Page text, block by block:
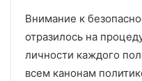
Внимание к
отразилось на
личности каждого
всем канонам